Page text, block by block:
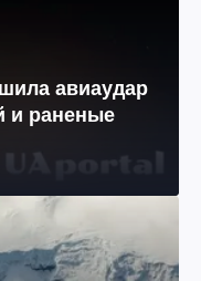
авиаудар
и раненые